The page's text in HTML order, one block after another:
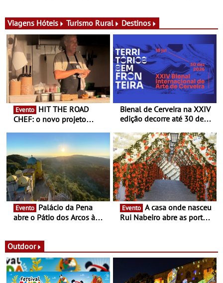
exclusiva
Viagens Hóteis Turismo Rural Destinos
Evento
CHEF: o novo projeto
Queiroz Ribeiro - Um novo
conceito gastronómico
itinerante que percorre
Portugal
Bienal de Cerveira na XXIV
edição decorre até 30 de
enquanto “Territórios sem
Fronteira”
Evento
abre o Pátio dos Arcos à
Evento
Rui Nabeiro abre as portas
16 de agosto
Outdoor